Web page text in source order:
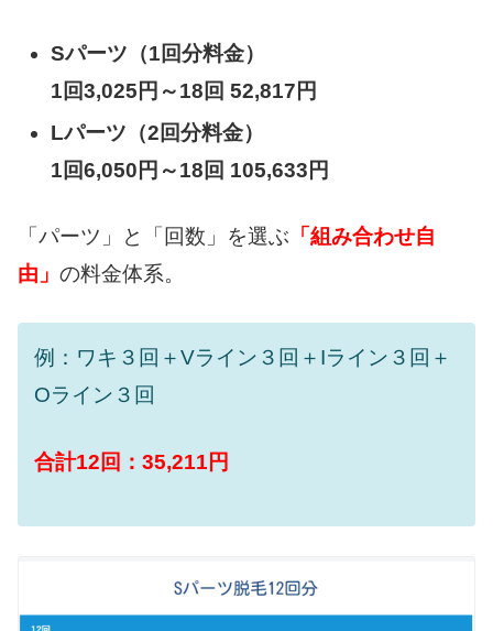
Sパーツ（1回分料金）
1回3,025円～18回 52,817円
Lパーツ（2回分料金）
1回6,050円～18回 105,633円
「パーツ」と「回数」を選ぶ 「組み合わせ自
由」 の料金体系。
例：ワキ３回＋Vライン３回＋Iライン３回＋
Oライン３回
合計12回：35,211円